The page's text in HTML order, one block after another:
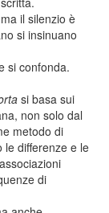
il silenzio è
si insinuano
si confonda.
si basa sui
non solo dal
metodo di
le differenze e le
di